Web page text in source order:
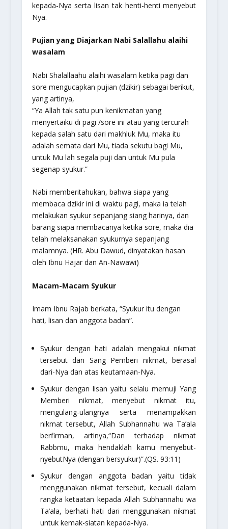
kepada-Nya serta lisan tak henti-henti menyebut
Nya.
Pujian yang Diajarkan Nabi Salallahu alaihi
wasalam
Nabi Shalallaahu alaihi wasalam ketika pagi dan
sore mengucapkan pujian (dzikir) sebagai berikut,
yang artinya,
“Ya Allah tak satu pun kenikmatan yang
menyertaiku di pagi /sore ini atau yang tercurah
kepada salah satu dari makhluk Mu, maka itu
adalah semata dari Mu, tiada sekutu bagi Mu,
untuk Mu lah segala puji dan untuk Mu pula
segenap syukur.”
Nabi memberitahukan, bahwa siapa yang
membaca dzikir ini di waktu pagi, maka ia telah
melakukan syukur sepanjang siang harinya, dan
barang siapa membacanya ketika sore, maka dia
telah melaksanakan syukurnya sepanjang
malamnya. (HR. Abu Dawud, dinyatakan hasan
oleh Ibnu Hajar dan An-Nawawi)
Macam-Macam Syukur
Imam Ibnu Rajab berkata, “Syukur itu dengan
hati, lisan dan anggota badan”.
Syukur dengan hati adalah mengakui nikmat
tersebut dari Sang Pemberi nikmat, berasal
dari-Nya dan atas keutamaan-Nya.
Syukur dengan lisan yaitu selalu memuji Yang
Memberi nikmat, menyebut nikmat itu,
mengulang-ulangnya serta menampakkan
nikmat tersebut, Allah Subhannahu wa Ta’ala
berfirman, artinya,“Dan terhadap nikmat
Rabbmu, maka hendaklah kamu menyebut-
nyebutNya (dengan bersyukur)”.(QS. 93:11)
Syukur dengan anggota badan yaitu tidak
menggunakan nikmat tersebut, kecuali dalam
rangka ketaatan kepada Allah Subhannahu wa
Ta’ala, berhati hati dari menggunakan nikmat
untuk kemak-siatan kepada-Nya.